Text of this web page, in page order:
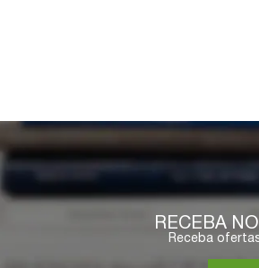
RECEBA
Receba